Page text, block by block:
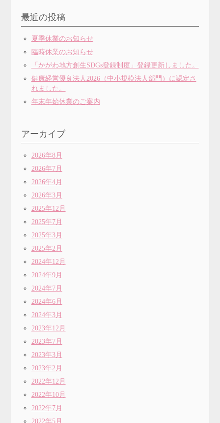
ン
最近の投稿
夏季休業のお知らせ
臨時休業のお知らせ
「かがわ地方創生SDGs登録制度」登録更新しました。
健康経営優良法人2026（中小規模法人部門）に認定さ
れました。
年末年始休業のご案内
アーカイブ
2026年8月
2026年7月
2026年4月
2026年3月
2025年12月
2025年7月
2025年3月
2025年2月
2024年12月
2024年9月
2024年7月
2024年6月
2024年3月
2023年12月
2023年7月
2023年3月
2023年2月
2022年12月
2022年10月
2022年7月
2022年5月